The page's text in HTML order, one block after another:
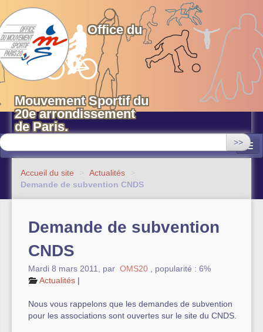
OMS 20 Paris
Office du
Mouvement Sportif du
20e arrondissement
de Paris.
>>
Equipements sportifs municipaux
Evénements
Actualités
Autre équipement sportif
Actualités des associations
Accueil du site > Actualités
>
Demande de subvention CNDS
Demande de subvention
CNDS
Mardi 8 mars 2011 par OMS20
popularité : 6%
Actualités |
Nous vous rappelons que les demandes de subvention
pour les associations sont ouvertes sur le site du CNDS.